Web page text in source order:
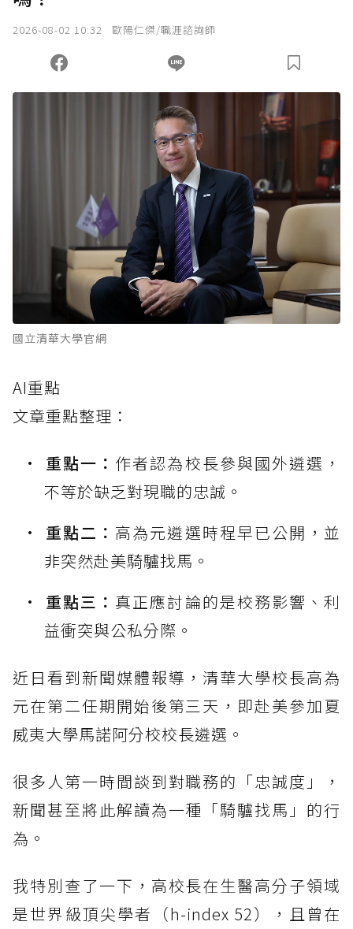
2026-08-02 10:32 歐陽仁傑/職涯諮詢師
國立清華大學官網
AI重點
文章重點整理：
重點一： 作者認為校長參與國外遴選，
不等於缺乏對現職的忠誠。
重點二： 高為元遴選時程早已公開，並
非突然赴美騎驢找馬。
重點三： 真正應討論的是校務影響、利
益衝突與公私分際。
近日看到新聞媒體報導，清華大學校長高為
元在第二任期開始後第三天，即赴美參加夏
威夷大學馬諾阿分校校長遴選。
很多人第一時間談到對職務的「忠誠度」，
新聞甚至將此解讀為一種「騎驢找馬」的行
為。
我特別查了一下，高校長在生醫高分子領域
是世界級頂尖學者（h-index 52），且曾在